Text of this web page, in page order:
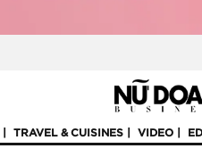
TRAVEL & CUISINES VIDEO